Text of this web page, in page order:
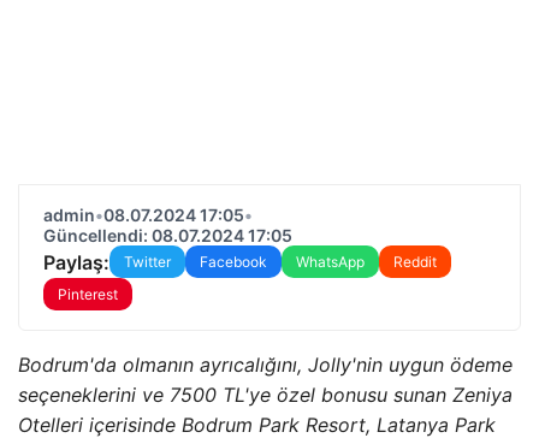
admin•08.07.2024 17:05•
Güncellendi: 08.07.2024 17:05
Paylaş: Twitter Facebook WhatsApp
Reddit
Pinterest
Bodrum'da olmanın ayrıcalığını, Jolly'nin uygun ödeme
seçeneklerini ve 7500 TL'ye özel bonusu sunan Zeniya
Otelleri içerisinde Bodrum Park Resort, Latanya Park